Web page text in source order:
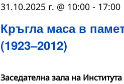
Кръгла маса в
(1923–2012)
31.10.2025 г. @ 10:00- 17:00
Заседателна зала на